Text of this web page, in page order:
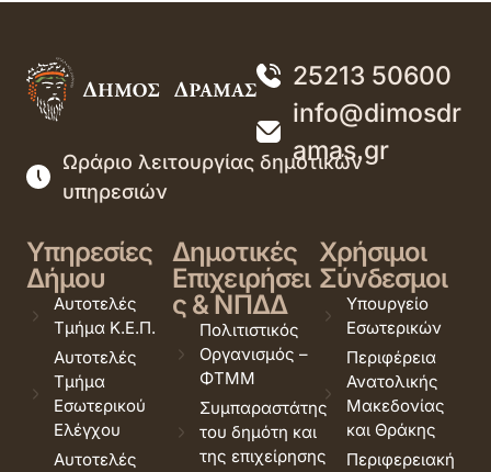
25213 50600
info@dimosdr
amas.gr
Ωράριο λειτουργίας δημοτικών
υπηρεσιών
Υπηρεσίες
Δήμου
Αυτοτελές
Τμήμα Κ.Ε.Π.
Αυτοτελές
Τμήμα
Εσωτερικού
Ελέγχου
Αυτοτελές
Δημοτικές
Επιχειρήσει
ς & ΝΠΔΔ
Πολιτιστικός
Οργανισμός –
ΦΤΜΜ
Συμπαραστάτης
του δημότη και
της επιχείρησης
Χρήσιμοι
Σύνδεσμοι
Υπουργείο
Εσωτερικών
Περιφέρεια
Ανατολικής
Μακεδονίας
και Θράκης
Περιφερειακή